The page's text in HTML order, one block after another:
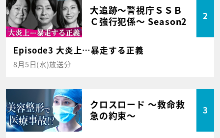
大追跡～警視庁ＳＳＢ
Ｃ強行犯係～ Season2
2
Episode3 大炎上…暴走する正義
8月5日(水)放送分
クロスロード ～救命救
急の約束～
3